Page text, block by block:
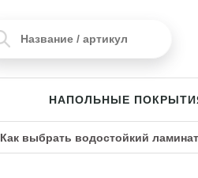
НАПОЛЬНЫЕ
Как выбрать водостойкий